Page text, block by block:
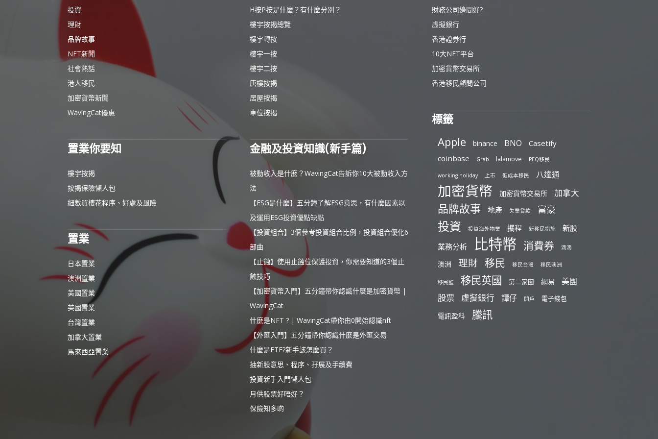
投資
理財
品牌故事
NFT新聞
社會熱話
港人移民
加密貨幣新聞
WavingCat優惠
置業你要知
樓宇按揭
按揭保險懶人包
細數買樓花程序、好處及風險
置業
日本置業
澳洲置業
美國置業
英國置業
台灣置業
加拿大置業
馬來西亞置業
H按P按是什麼？有什麼分別？
樓宇按揭總覽
樓宇轉按
樓宇一按
樓宇二按
唐樓按揭
居屋按揭
車位按揭
金融及投資知識(新手篇)
被動收入是什麼？WavingCat告訴你10大被動收入方
法
【ESG是什麼】五分鐘了解ESG意思，有什麼因素以
及運用ESG投資優點缺點
【投資組合】3個參考投資組合比例，投資組合優化6
部曲
【止蝕】使用止蝕位保護投資，你需要知道的3個止
蝕技巧
【加密貨幣入門】五分鐘帶你認識什麼是加密貨幣 |
WavingCat
什麼是NFT ? | WavingCat帶你由0開始認識nft
【外匯入門】五分鐘帶你認識什麼是外匯交易
什麼是ETF?新手該怎麼買？
抽新股意思、程序、孖展及手續費
投資新手入門懶人包
月供股票好唔好？
保險知多啲
財務公司邊間好?
虛擬銀行
香港證券行
10大NFT平台
加密貨幣交易所
香港移民顧問公司
標籤
Apple binance BNO
Casetify
coinbase
Grab lalamove PEQ移民
working holiday 上市 低成本移民 八達通
加密貨幣 加密貨幣交易所 加拿大
品牌故事 地產 失業貸款 富豪
投資 投資海外物業 攜程 新移民措施
新股
業務分析
比特幣 消費券 滴滴
澳洲 理財 移民 移民台灣 移民澳洲
移民監 移民英國 第二家園 網易 美團
股票 虛擬銀行 譚仔 開戶 電子錢包
電訊盈科 騰訊